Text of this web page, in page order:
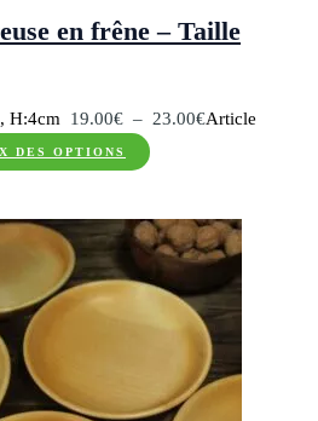
page
du
en frêne – Taille
H:4cm 19.00€ – 23.00€Plage
à
23.00€
Article
DES OPTIONS
Ce
plusieurs
variations.
options
peuvent
être